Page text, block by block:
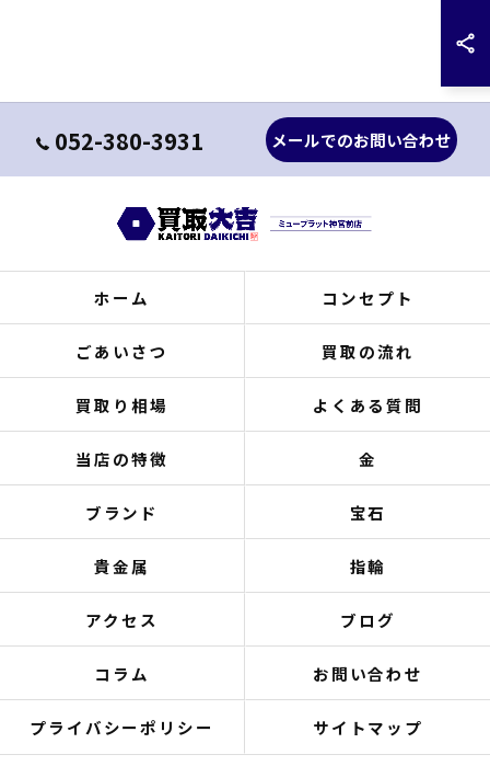
052-380-3931 メールでのお問い合わせ
ホーム コンセプト
ごあいさつ 買取の流れ
買取り相場 よくある質問
当店の特徴 金
ブランド 宝石
貴金属 指輪
アクセス ブログ
コラム お問い合わせ
プライバシーポリシー サイトマップ